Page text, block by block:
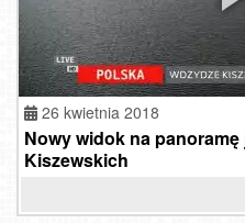
26 kwietnia 2018
Nowy widok na
Kiszewskich